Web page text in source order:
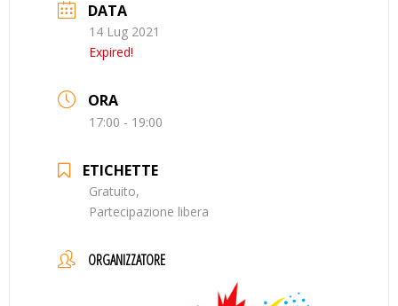
DATA
14 Lug 2021
Expired!
ORA
17:00 - 19:00
ETICHETTE
Gratuito,
Partecipazione libera
ORGANIZZATORE